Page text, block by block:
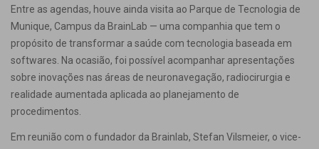
Entre as agendas, houve ainda visita ao Parque de Tecnologia de
Munique, Campus da BrainLab — uma companhia que tem o
propósito de transformar a saúde com tecnologia baseada em
softwares. Na ocasião, foi possível acompanhar apresentações
sobre inovações nas áreas de neuronavegação, radiocirurgia e
realidade aumentada aplicada ao planejamento de
procedimentos.
Em reunião com o fundador da Brainlab, Stefan Vilsmeier, o vice-